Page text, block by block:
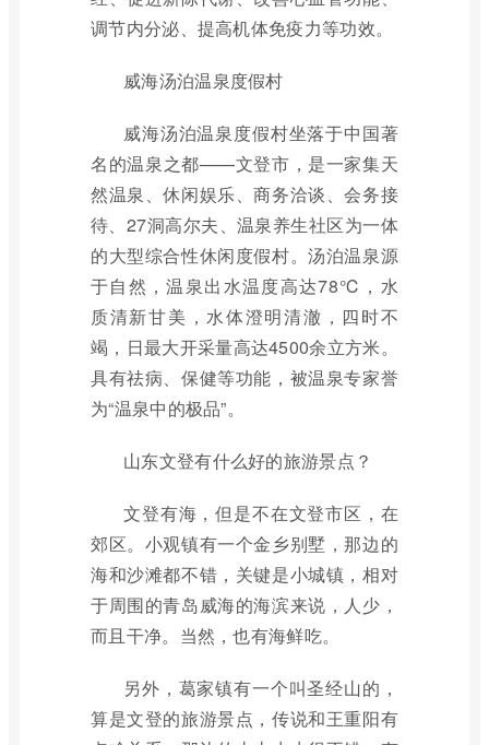
调节内分泌、提高机体免疫力等功效。
威海汤泊温泉度假村
威海汤泊温泉度假村坐落于中国著
名的温泉之都——文登市，是一家集天
然温泉、休闲娱乐、商务洽谈、会务接
待、27洞高尔夫、温泉养生社区为一体
的大型综合性休闲度假村。汤泊温泉源
于自然，温泉出水温度高达78℃，水
质清新甘美，水体澄明清澈，四时不
竭，日最大开采量高达4500余立方米。
具有祛病、保健等功能，被温泉专家誉
为“温泉中的极品”。
山东文登有什么好的旅游景点？
文登有海，但是不在文登市区，在
郊区。小观镇有一个金乡别墅，那边的
海和沙滩都不错，关键是小城镇，相对
于周围的青岛威海的海滨来说，人少，
而且干净。当然，也有海鲜吃。
另外，葛家镇有一个叫圣经山的，
算是文登的旅游景点，传说和王重阳有